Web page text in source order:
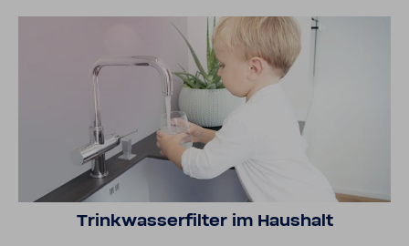
Trink­was­ser­filter im Haus­halt